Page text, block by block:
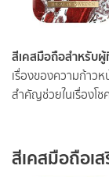
สีเคสมือถือสำหรับ
เรื่องของความก้าว
สำคัญช่วยในเรื่องโ
สีเคสมือถือเ